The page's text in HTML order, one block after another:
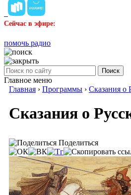
Сейчас в эфире:
помочь радио
Поиск
Главное меню
Главная › Программы › Сказания о
Сказания о
Поделиться